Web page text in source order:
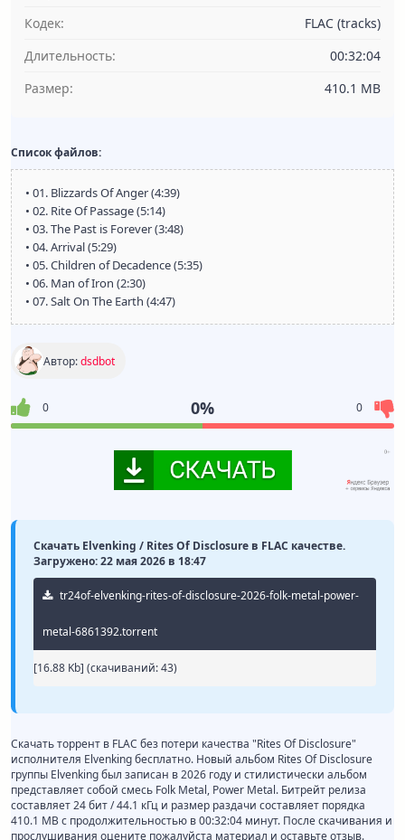
Кодек:
FLAC (tracks)
Длительность:
00:32:04
Размер:
410.1 MB
Список файлов:
• 01. Blizzards Of Anger (4:39)
• 02. Rite Of Passage (5:14)
• 03. The Past is Forever (3:48)
• 04. Arrival (5:29)
• 05. Children of Decadence (5:35)
• 06. Man of Iron (2:30)
• 07. Salt On The Earth (4:47)
Автор:dsdbot
0 0% 0
Скачать Elvenking / Rites Of Disclosure в FLAC качестве.
Загружено: 22 мая 2026 в 18:47
tr24of-elvenking-rites-of-disclosure-2026-folk-metal-power-
metal-6861392.torrent
[16.88 Kb] (cкачиваний: 43)
Скачать торрент в FLAC без потери качества "Rites Of Disclosure"
исполнителя Elvenking бесплатно. Новый альбом Rites Of Disclosure
группы Elvenking был записан в 2026 году и стилистически альбом
представляет собой смесь Folk Metal, Power Metal. Битрейт релиза
составляет 24 бит / 44.1 кГц и размер раздачи составляет порядка
410.1 MB с продолжительностью в 00:32:04 минут. После скачивания и
прослушивания оцените пожалуйста материал и оставьте отзыв.